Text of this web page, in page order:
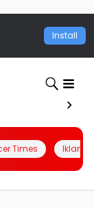
Install
Times Iklanin